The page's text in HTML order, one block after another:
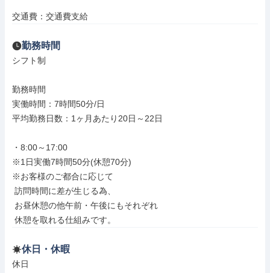
交通費：交通費支給
勤務時間
シフト制
勤務時間
実働時間：7時間50分/日
平均勤務日数：1ヶ月あたり20日～22日
・8:00～17:00
※1日実働7時間50分(休憩70分)
※お客様のご都合に応じて
休憩を取れる仕組みです。
休日・休暇
休日